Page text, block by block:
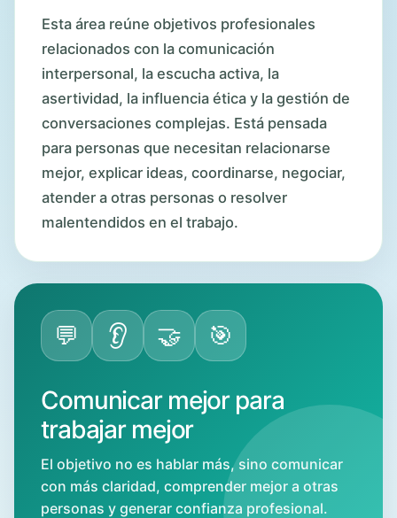
Esta área reúne objetivos profesionales
relacionados con la comunicación
interpersonal, la escucha activa, la
asertividad, la influencia ética y la gestión de
conversaciones complejas. Está pensada
para personas que necesitan relacionarse
mejor, explicar ideas, coordinarse, negociar,
atender a otras personas o resolver
malentendidos en el trabajo.
💬 👂 🤝 🎯
Comunicar mejor para
trabajar mejor
El objetivo no es hablar más, sino comunicar
con más claridad, comprender mejor a otras
personas y generar confianza profesional.